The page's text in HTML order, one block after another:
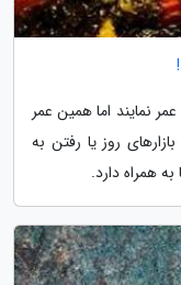
نمایند اما همین عمر
روز یا رفتن به
همراه دارد.